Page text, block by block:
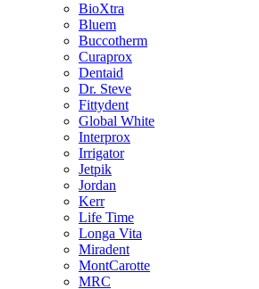
BioXtra
Bluem
Buccotherm
Curaprox
Dentaid
Dr. Steve
Fittydent
Global White
Interprox
Irrigator
Jetpik
Jordan
Kerr
Life Time
Longa Vita
Miradent
MontCarotte
MRC